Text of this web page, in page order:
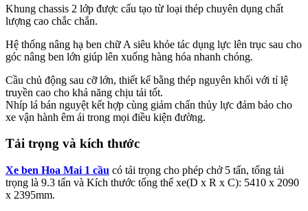
Khung chassis 2 lớp được cấu tạo từ loại thép chuyên dụng chất
lượng cao chắc chắn.
Hệ thống nâng hạ ben chữ A siêu khỏe tác dụng lực lên trục sau cho
góc nâng ben lớn giúp lên xuống hàng hóa nhanh chóng.
Cầu chủ động sau cỡ lớn, thiết kế bằng thép nguyên khối với tỉ lệ
truyền cao cho khả năng chịu tải tốt.
Nhíp lá bán nguyệt kết hợp cùng giảm chấn thủy lực đảm bảo cho
xe vận hành êm ái trong mọi điều kiện đường.
Tải trọng và kích thước
Xe ben Hoa Mai 1 cầu có tải trọng cho phép chở 5 tấn, tổng tải
trọng là 9.3 tấn và Kích thước tổng thể xe(D x R x C): 5410 x 2090
x 2395mm.